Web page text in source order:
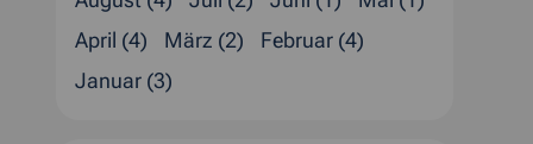
April (4)
März (2)
Februar (4)
Januar (3)